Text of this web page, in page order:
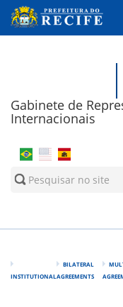
Skip to main content
Gabinete de
Internacionais
Search form
INSTITUTIONAL
BILATERAL
AGREEMENTS